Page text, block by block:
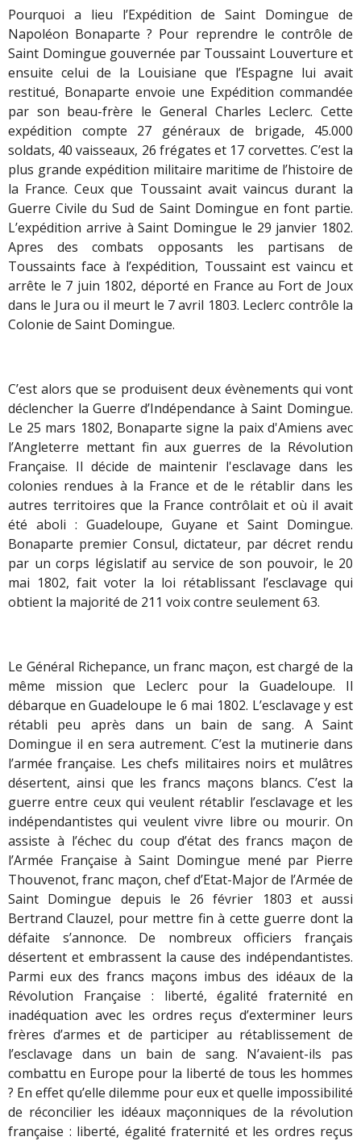
Pourquoi a lieu l’Expédition de Saint Domingue de
Napoléon Bonaparte ? Pour reprendre le contrôle de
Saint Domingue gouvernée par Toussaint Louverture et
ensuite celui de la Louisiane que l’Espagne lui avait
restitué, Bonaparte envoie une Expédition commandée
par son beau-frère le General Charles Leclerc. Cette
expédition compte 27 généraux de brigade, 45.000
soldats, 40 vaisseaux, 26 frégates et 17 corvettes. C’est la
plus grande expédition militaire maritime de l’histoire de
la France. Ceux que Toussaint avait vaincus durant la
Guerre Civile du Sud de Saint Domingue en font partie.
L’expédition arrive à Saint Domingue le 29 janvier 1802.
Apres des combats opposants les partisans de
Toussaints face à l’expédition, Toussaint est vaincu et
arrête le 7 juin 1802, déporté en France au Fort de Joux
dans le Jura ou il meurt le 7 avril 1803. Leclerc contrôle la
Colonie de Saint Domingue.
C’est alors que se produisent deux évènements qui vont
déclencher la Guerre d’Indépendance à Saint Domingue.
Le 25 mars 1802, Bonaparte signe la paix d'Amiens avec
l’Angleterre mettant fin aux guerres de la Révolution
Française. Il décide de maintenir l'esclavage dans les
colonies rendues à la France et de le rétablir dans les
autres territoires que la France contrôlait et où il avait
été aboli : Guadeloupe, Guyane et Saint Domingue.
Bonaparte premier Consul, dictateur, par décret rendu
par un corps législatif au service de son pouvoir, le 20
mai 1802, fait voter la loi rétablissant l’esclavage qui
obtient la majorité de 211 voix contre seulement 63.
Le Général Richepance, un franc maçon, est chargé de la
même mission que Leclerc pour la Guadeloupe. Il
débarque en Guadeloupe le 6 mai 1802. L’esclavage y est
rétabli peu après dans un bain de sang. A Saint
Domingue il en sera autrement. C’est la mutinerie dans
l’armée française. Les chefs militaires noirs et mulâtres
désertent, ainsi que les francs maçons blancs. C’est la
guerre entre ceux qui veulent rétablir l’esclavage et les
indépendantistes qui veulent vivre libre ou mourir. On
assiste à l’échec du coup d’état des francs maçon de
l’Armée Française à Saint Domingue mené par Pierre
Thouvenot, franc maçon, chef d’Etat-Major de l’Armée de
Saint Domingue depuis le 26 février 1803 et aussi
Bertrand Clauzel, pour mettre fin à cette guerre dont la
défaite s’annonce. De nombreux officiers français
désertent et embrassent la cause des indépendantistes.
Parmi eux des francs maçons imbus des idéaux de la
Révolution Française : liberté, égalité fraternité en
inadéquation avec les ordres reçus d’exterminer leurs
frères d’armes et de participer au rétablissement de
l’esclavage dans un bain de sang. N’avaient-ils pas
combattu en Europe pour la liberté de tous les hommes
? En effet qu’elle dilemme pour eux et quelle impossibilité
de réconcilier les idéaux maçonniques de la révolution
française : liberté, égalité fraternité et les ordres reçus